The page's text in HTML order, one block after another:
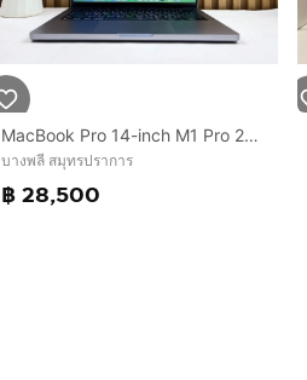
MacBook Pro 14-inch M1 Pro 2021 Ram16GB SSD512GB Space Gray
บางพลี สมุทรปราการ
฿ 28,500